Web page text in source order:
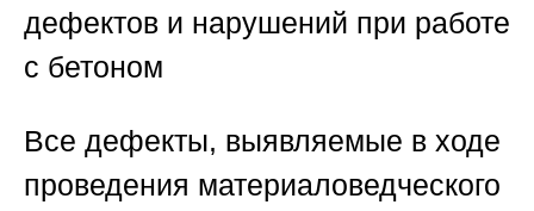
дефектов и нарушений при работе
с бетоном
Все дефекты, выявляемые в ходе
проведения материаловедческого